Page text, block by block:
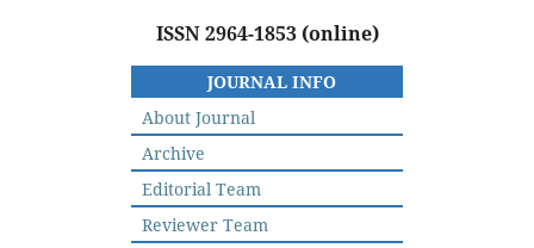
ISSN 2964-1853 (online)
JOURNAL INFO
About Journal
Archive
Editorial Team
Reviewer Team